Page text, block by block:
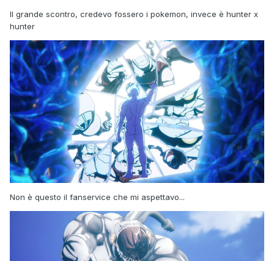
Il grande scontro, credevo fossero i pokemon, invece è hunter x
hunter
Non è questo il fanservice che mi aspettavo...